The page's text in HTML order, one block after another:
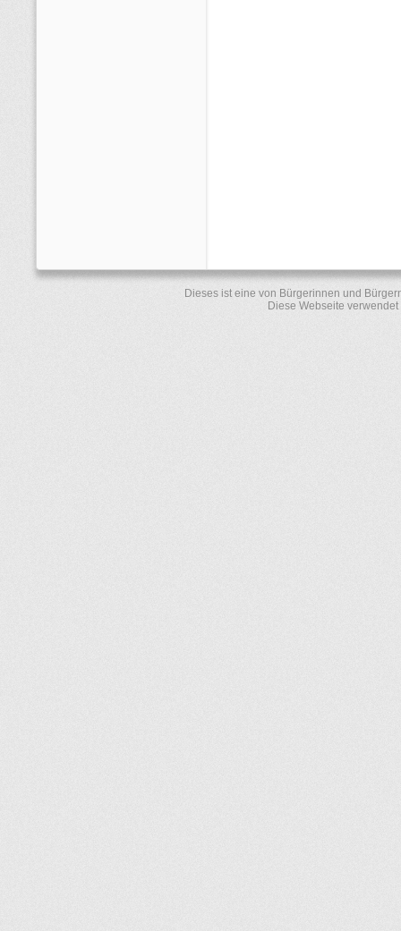
Dieses ist eine von Bürgerinnen und
Diese Webseite